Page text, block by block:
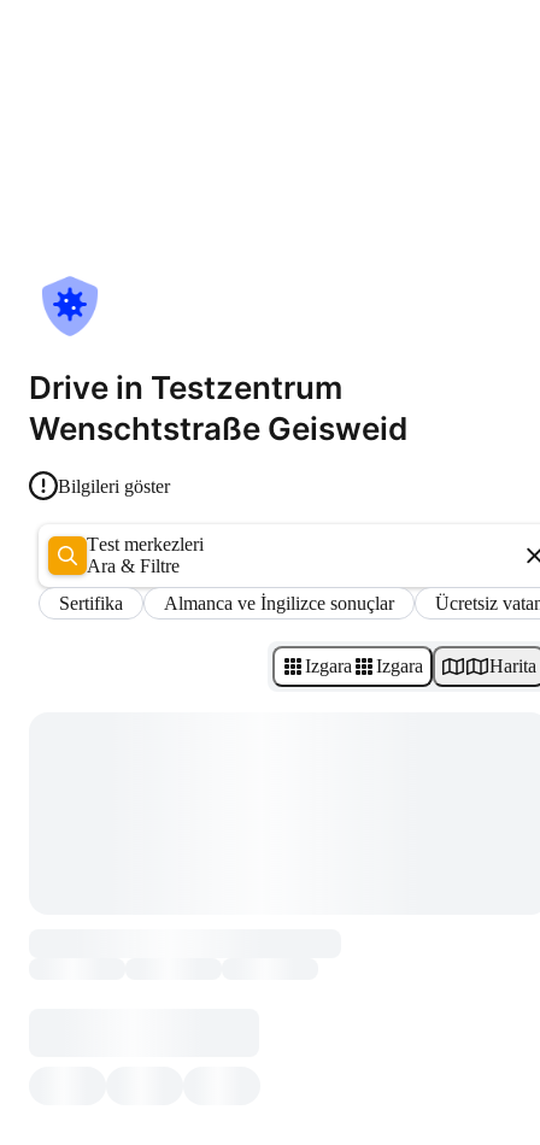
Drive in Testzentrum
Wenschtstraße Geisweid
Bilgileri göster
Test merkezleri
Ara & Filtre
Sertifika
Almanca ve İngilizce sonuçlar Ücretsiz
Izgara Izgara Harita